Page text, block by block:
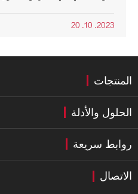
2023. 10. 20
المنتجات
الحلول والأدلة
روابط سريعة
الاتصال